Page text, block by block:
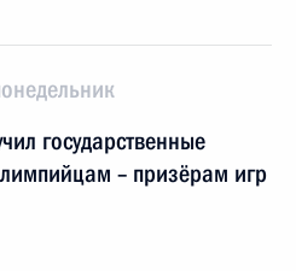
государственные
– призёрам игр